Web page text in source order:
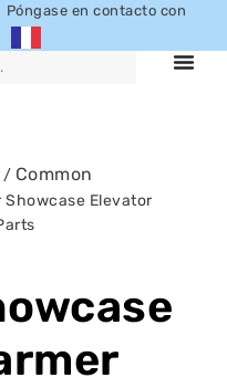
Póngase en contacto con
/ Common
Showcase Elevator